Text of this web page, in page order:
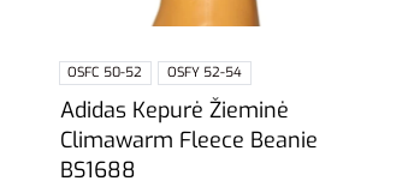
OSFC 50-52 OSFY 52-54
Adidas Kepurė Žieminė
Climawarm Fleece Beanie
BS1688